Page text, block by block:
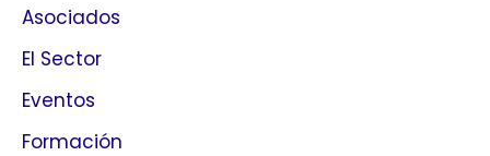
Asociados
El Sector
Eventos
Formación